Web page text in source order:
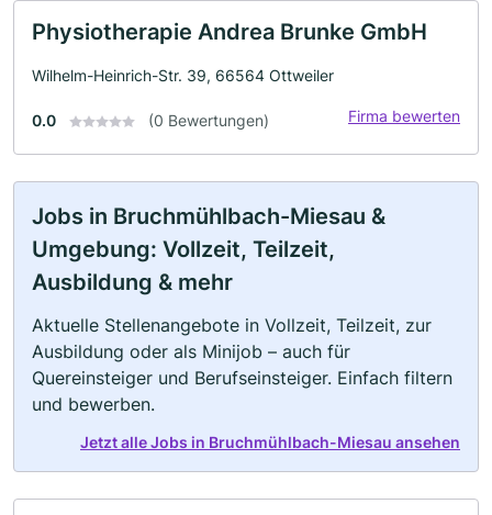
Physiotherapie Andrea Brunke GmbH
Wilhelm-Heinrich-Str. 39, 66564 Ottweiler
0.0 (0 Bewertungen) Firma bewerten
Jobs in Bruchmühlbach-Miesau &
Umgebung: Vollzeit, Teilzeit,
Ausbildung & mehr
Aktuelle Stellenangebote in Vollzeit, Teilzeit, zur
Ausbildung oder als Minijob – auch für
Quereinsteiger und Berufseinsteiger. Einfach filtern
und bewerben.
Jetzt alle Jobs in Bruchmühlbach-Miesau ansehen